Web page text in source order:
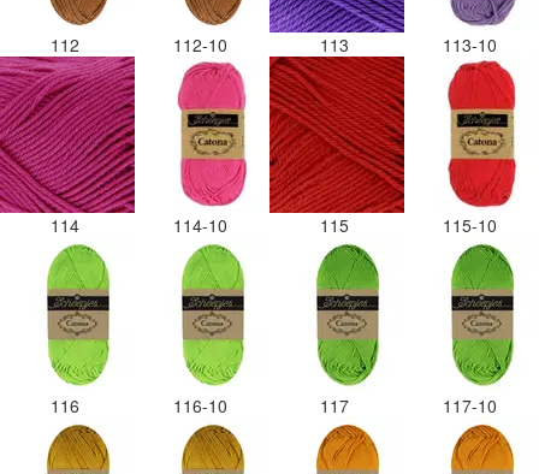
112 112-10 113 113-10
114 114-10 115 115-10
116 116-10 117 117-10